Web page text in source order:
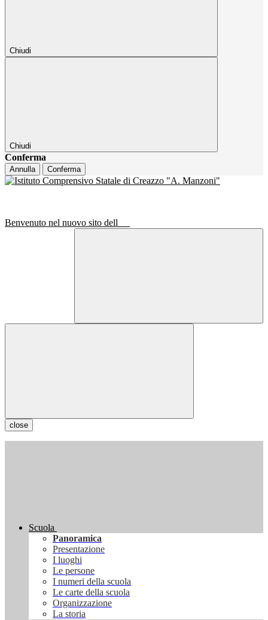
Chiudi
Chiudi
Conferma
Annulla Conferma
Benvenuto nel nuovo sito dell
close
Scuola
Panoramica
Presentazione
I luoghi
Le persone
I numeri della scuola
Le carte della scuola
Organizzazione
La storia